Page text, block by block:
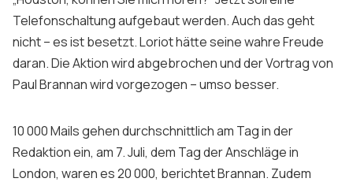
Telefonschaltung aufgebaut werden. Auch das geht
nicht – es ist besetzt. Loriot hätte seine wahre Freude
daran. Die Aktion wird abgebrochen und der Vortrag von
Paul Brannan wird vorgezogen – umso besser.
10 000 Mails gehen durchschnittlich am Tag in der
Redaktion ein, am 7. Juli, dem Tag der Anschläge in
London, waren es 20 000, berichtet Brannan. Zudem